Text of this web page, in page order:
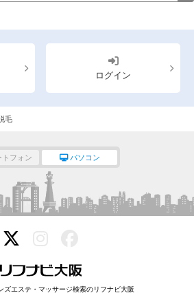
ログイン
毛
トフォン パソコン
エステ・マッサージ検索のリフナビ大阪